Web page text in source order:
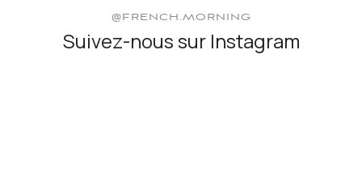
@FRENCH.MORNING
Suivez-nous sur Instagram